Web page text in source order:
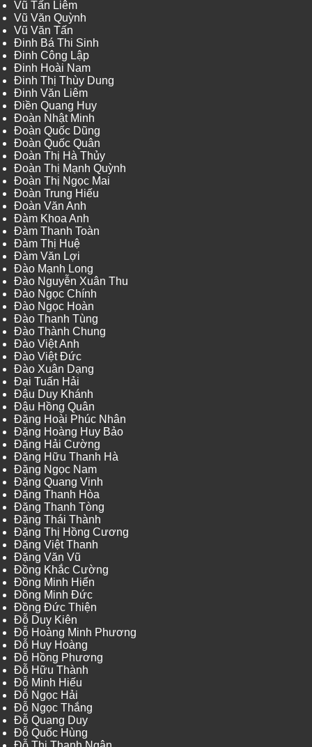
Vũ Tấn Liêm
Vũ Văn Quỳnh
Vũ Văn Tấn
Đinh Bá Thi Sinh
Đinh Công Lập
Đinh Hoài Nam
Đinh Thị Thùy Dung
Đinh Văn Liêm
Điền Quang Huy
Đoàn Nhật Minh
Đoàn Quốc Dũng
Đoàn Quốc Quân
Đoàn Thị Hà Thủy
Đoàn Thị Mạnh Quỳnh
Đoàn Thị Ngọc Mai
Đoàn Trung Hiếu
Đoàn Văn Anh
Đàm Khoa Anh
Đàm Thanh Toàn
Đàm Thị Huệ
Đàm Văn Lợi
Đào Mạnh Long
Đào Nguyễn Xuân Thu
Đào Ngọc Chính
Đào Ngọc Hoàn
Đào Thanh Tùng
Đào Thành Chung
Đào Việt Anh
Đào Việt Đức
Đào Xuân Dạng
Đại Tuấn Hải
Đậu Duy Khánh
Đậu Hồng Quân
Đặng Hoài Phúc Nhân
Đặng Hoàng Huy Bảo
Đặng Hải Cường
Đặng Hữu Thanh Hà
Đặng Ngọc Nam
Đặng Quang Vinh
Đặng Thanh Hòa
Đặng Thanh Tòng
Đặng Thái Thành
Đặng Thị Hồng Cương
Đặng Việt Thanh
Đặng Văn Vũ
Đồng Khắc Cường
Đồng Minh Hiển
Đồng Minh Đức
Đồng Đức Thiện
Đỗ Duy Kiên
Đỗ Hoàng Minh Phương
Đỗ Huy Hoàng
Đỗ Hồng Phương
Đỗ Hữu Thành
Đỗ Minh Hiếu
Đỗ Ngọc Hải
Đỗ Ngọc Thắng
Đỗ Quang Duy
Đỗ Quốc Hùng